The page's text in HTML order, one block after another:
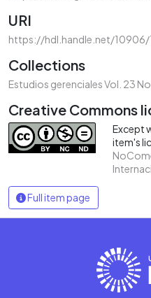
URI
https://hdl.handle.net/10906/
Collections
Estudios gerenciales Vol. 23
Creative Commons
Except
item's
Full item page